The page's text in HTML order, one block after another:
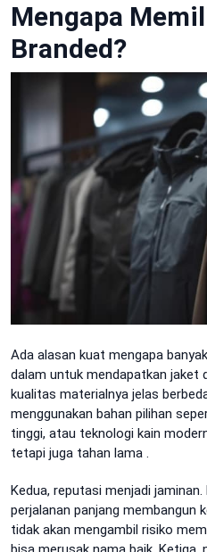
Mengapa
Branded?
Ada alasan kuat mengapa
dalam untuk mendapatkan jaket
kualitas materialnya jelas
menggunakan bahan pilihan
tinggi, atau teknologi kain
tetapi juga tahan lama
Kedua, reputasi menjadi
perjalanan panjang membangun
tidak akan mengambil risiko